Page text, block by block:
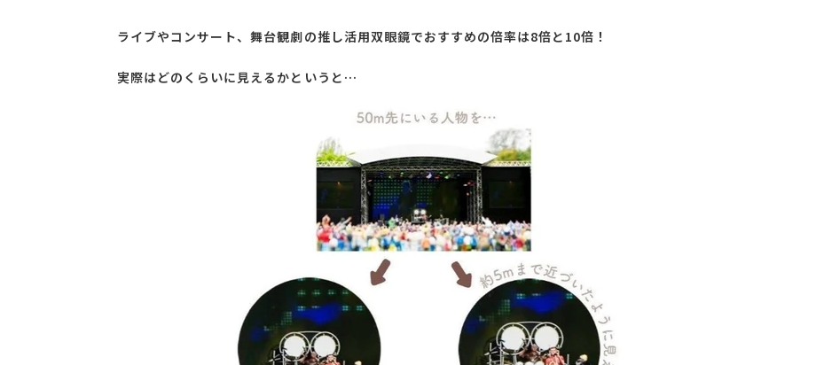
ライブやコンサート、舞台観劇の推し活用双眼鏡でおすすめの倍率は8倍と10倍！
実際はどのくらいに見えるかというと…